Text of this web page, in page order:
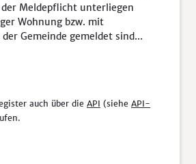
Meldepflicht unterliegen
Wohnung bzw. mit
Gemeinde gemeldet sind...
auch über die API (siehe API-